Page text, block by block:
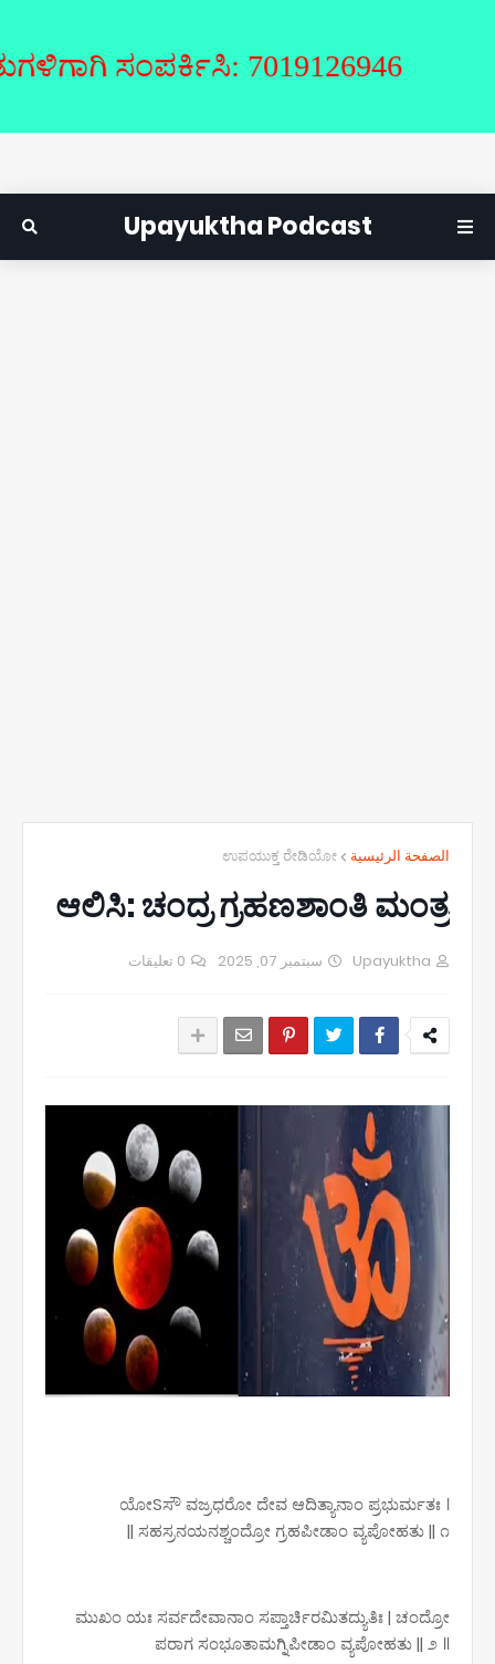
ಸಂಪರ್ಕಿಸಿ: 7019126946
Upayuktha Podcast
الصفحة الرئيسية ಉಪಯುಕ್ತ ರೇಡಿಯೋ
ಆಲಿಸಿ: ಚಂದ್ರ ಗ್ರಹಣಶಾಂತಿ ಮಂತ್ರ
Upayuktha سبتمبر 07, 2025 0 تعليقات
ಯೋSಸೌ ವಜ್ರಧರೋ ದೇವ ಆದಿತ್ಯಾನಾಂ ಪ್ರಭುರ್ಮತಃ ।
ಸಹಸ್ರನಯನಶ್ಚಂದ್ರೋ ಗ್ರಹಪೀಡಾಂ ವ್ಯಪೋಹತು || ೧ ||
ಮುಖಂ ಯಃ ಸರ್ವದೇವಾನಾಂ ಸಪ್ತಾರ್ಚಿರಮಿತದ್ಯುತಿಃ | ಚಂದ್ರೋ
ಪರಾಗ ಸಂಭೂತಾಮಗ್ನಿಪೀಡಾಂ ವ್ಯಪೋಹತು || ೨ ॥